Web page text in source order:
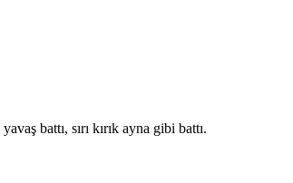
yavaş battı, sırı kırık ayna gibi battı.